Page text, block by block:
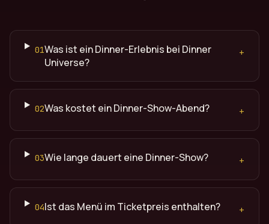
01Was ist ein Dinner-Erlebnis bei Dinner
Universe?
+
02Was kostet ein Dinner-Show-Abend? +
03Wie lange dauert eine Dinner-Show? +
04Ist das Menü im Ticketpreis enthalten? +